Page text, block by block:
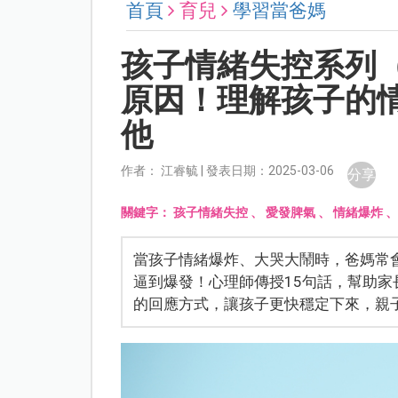
首頁 育兒 學習當爸媽
孩子情緒失控系列
原因！理解孩子的
他
作者： 江睿毓 | 發表日期：2025-03-06 分享
關鍵字：孩子情緒失控 、愛發脾氣 、情緒爆炸
當孩子情緒爆炸、大哭大鬧時，爸媽
逼到爆發！心理師傳授15句話，幫助
的回應方式，讓孩子更快穩定下來，親